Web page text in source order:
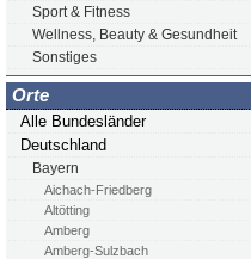
Sport & Fitness
Wellness, Beauty & Gesundheit
Sonstiges
Orte
Alle Bundesländer
Deutschland
Bayern
Aichach-Friedberg
Altötting
Amberg
Amberg-Sulzbach